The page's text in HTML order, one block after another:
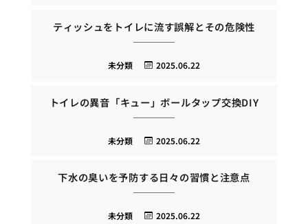
ティッシュをトイレに流す誤解とその危険性
2025.06.22
未分類
トイレの異音「キュー」ボールタップ交換DIY
2025.06.22
未分類
下水の臭いを予防する日々の習慣と注意点
2025.06.22
未分類